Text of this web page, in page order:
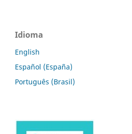
Idioma
English
Español (España)
Português (Brasil)